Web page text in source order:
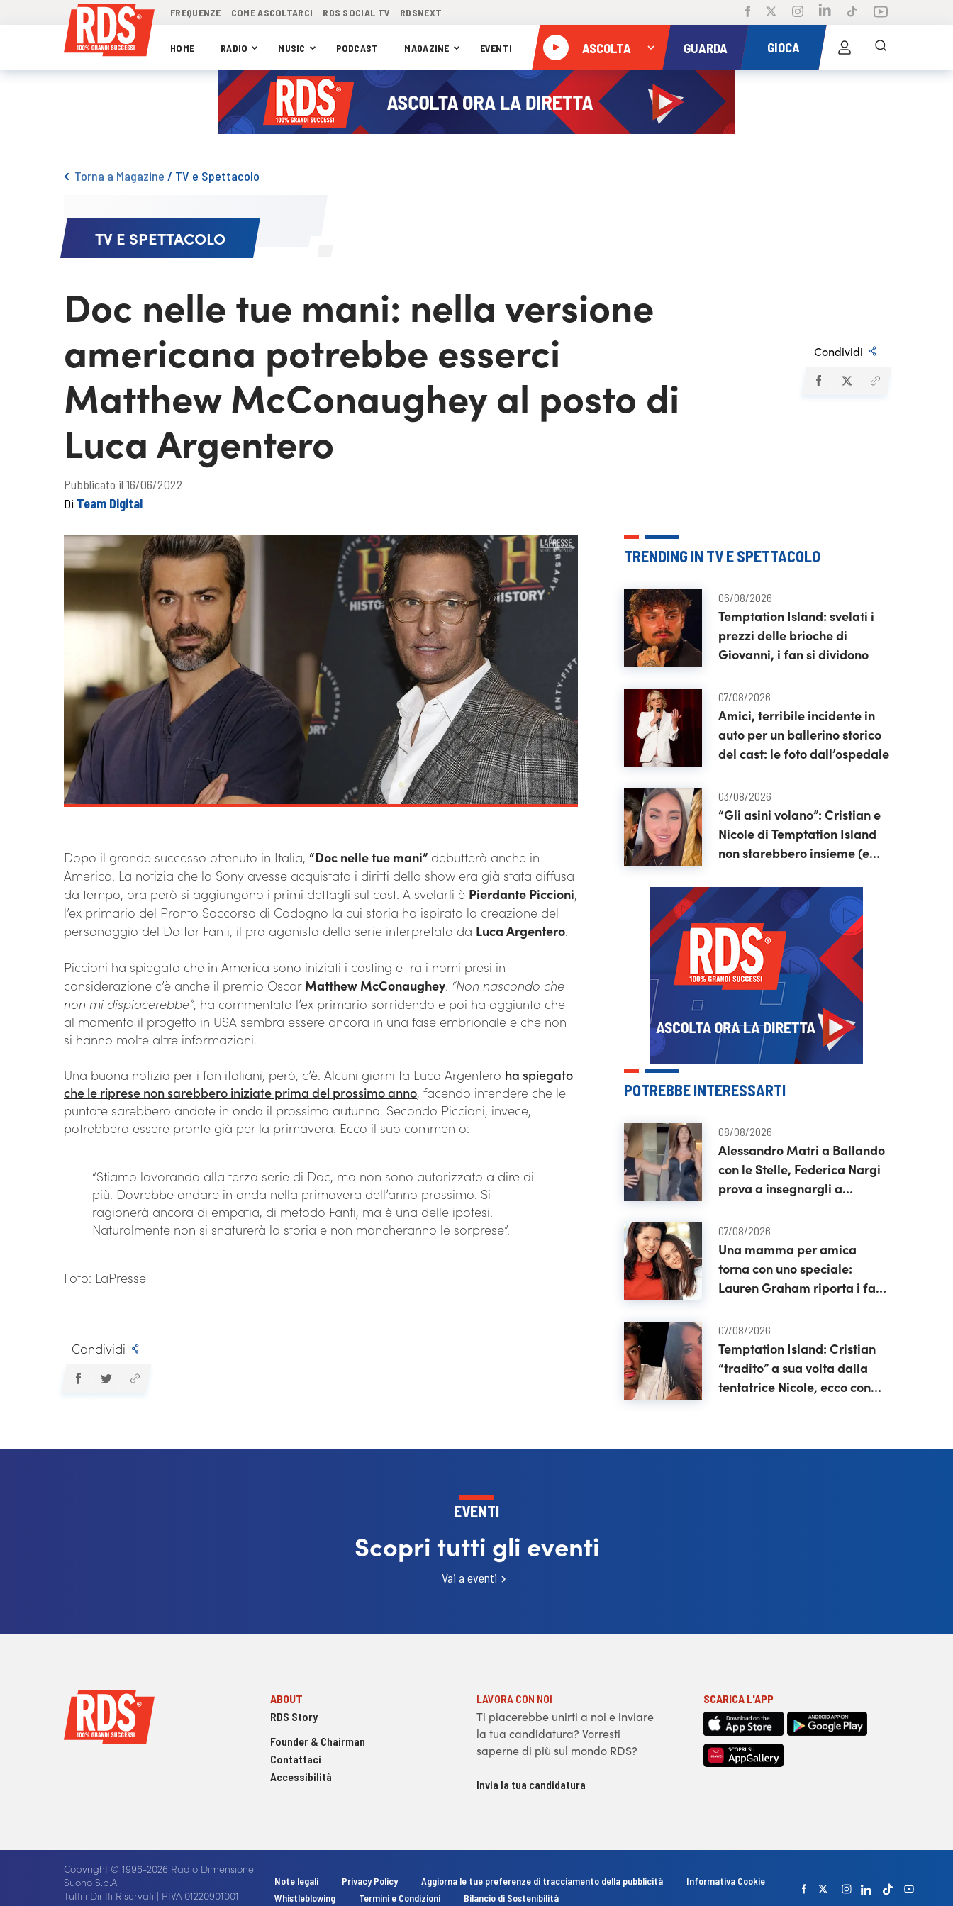
FREQUENZE COME ASCOLTARCI RDS SOCIAL TV RDSNEXT
HOME RADIO MUSIC PODCAST MAGAZINE EVENTI ASCOLTA GUARDA GIOCA
Torna a Magazine / TV e Spettacolo
TV E SPETTACOLO
Doc nelle tue mani: nella versione
americana potrebbe esserci
Matthew McConaughey al posto di
Luca Argentero
Condividi
Pubblicato il 16/06/2022
Di Team Digital
Dopo il grande successo ottenuto in Italia, “Doc nelle tue mani” debutterà anche in
America. La notizia che la Sony avesse acquistato i diritti dello show era già stata diffusa
da tempo, ora però si aggiungono i primi dettagli sul cast. A svelarli è Pierdante Piccioni,
l’ex primario del Pronto Soccorso di Codogno la cui storia ha ispirato la creazione del
personaggio del Dottor Fanti, il protagonista della serie interpretato da Luca Argentero.
Piccioni ha spiegato che in America sono iniziati i casting e tra i nomi presi in
considerazione c’è anche il premio Oscar Matthew McConaughey. “Non nascondo che
non mi dispiacerebbe”, ha commentato l’ex primario sorridendo e poi ha aggiunto che
al momento il progetto in USA sembra essere ancora in una fase embrionale e che non
si hanno molte altre informazioni.
Una buona notizia per i fan italiani, però, c’è. Alcuni giorni fa Luca Argentero ha spiegato
che le riprese non sarebbero iniziate prima del prossimo anno, facendo intendere che le
puntate sarebbero andate in onda il prossimo autunno. Secondo Piccioni, invece,
potrebbero essere pronte già per la primavera. Ecco il suo commento:
“Stiamo lavorando alla terza serie di Doc, ma non sono autorizzato a dire di
più. Dovrebbe andare in onda nella primavera dell’anno prossimo. Si
ragionerà ancora di empatia, di metodo Fanti, ma è una delle ipotesi.
Naturalmente non si snaturerà la storia e non mancheranno le sorprese”.
Foto: LaPresse
Condividi
TRENDING IN TV E SPETTACOLO
06/08/2026
Temptation Island: svelati i
prezzi delle brioche di
Giovanni, i fan si dividono
07/08/2026
Amici, terribile incidente in
auto per un ballerino storico
del cast: le foto dall’ospedale
03/08/2026
“Gli asini volano”: Cristian e
Nicole di Temptation Island
non starebbero insieme (e
POTREBBE INTERESSARTI
08/08/2026
Alessandro Matri a Ballando
con le Stelle, Federica Nargi
prova a insegnargli a
dell’annuncio
07/08/2026
Una mamma per amica
torna con uno speciale:
Lauren Graham riporta i fan
07/08/2026
Temptation Island: Cristian
“tradito” a sua volta dalla
tentatrice Nicole, ecco con
EVENTI
Scopri tutti gli eventi
Vai a eventi
ABOUT
RDS Story
Founder & Chairman
Contattaci
Accessibilità
LAVORA CON NOI
Ti piacerebbe unirti a noi e inviare
la tua candidatura? Vorresti
saperne di più sul mondo RDS?
Invia la tua candidatura
SCARICA L'APP
Copyright © 1996-2026 Radio Dimensione
Suono S.p.A |
Tutti i Diritti Riservati | P.IVA 01220901001 |
Note legali Privacy Policy Aggiorna le tue preferenze di tracciamento della pubblicità
Informativa Cookie
Whistleblowing
Termini e Condizioni Bilancio di Sostenibilità